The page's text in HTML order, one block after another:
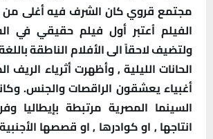
مجتمع قروي كان الشرف فيه أغلى
الفيلم اُعتبر أول فيلم حقيقي في
ولتضيف لاحقاً الى الأفلام الناطقة
الحانات الليلية , وأظهرت أثرياء
أغبياء يعشقون الراقصات والجنس.
السينما المصرية مرتبطة بإيطاليا
انتاجها , او كوادرها , او قصصها